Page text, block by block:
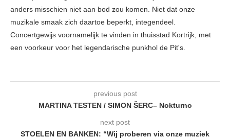
anders misschien niet aan bod zou komen. Niet dat onze
muzikale smaak zich daartoe beperkt, integendeel.
Concertgewijs voornamelijk te vinden in thuisstad Kortrijk, met
een voorkeur voor het legendarische punkhol de Pit's.
previous post
MARTINA TESTEN / SIMON ŠERC– Nokturno
next post
STOELEN EN BANKEN: “Wij proberen via onze muziek